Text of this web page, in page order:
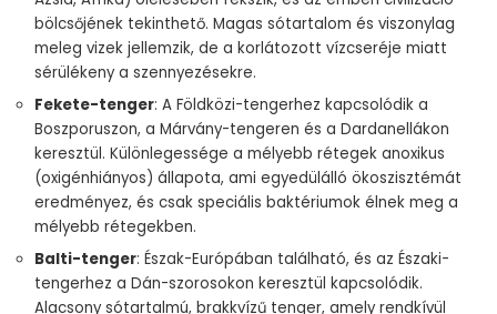
bölcsőjének tekinthető. Magas sótartalom és viszonylag
meleg vizek jellemzik, de a korlátozott vízcseréje miatt
sérülékeny a szennyezésekre.
Fekete-tenger: A Földközi-tengerhez kapcsolódik a
Boszporuszon, a Márvány-tengeren és a Dardanellákon
keresztül. Különlegessége a mélyebb rétegek anoxikus
(oxigénhiányos) állapota, ami egyedülálló ökoszisztémát
eredményez, és csak speciális baktériumok élnek meg a
mélyebb rétegekben.
Balti-tenger: Észak-Európában található, és az Északi-
tengerhez a Dán-szorosokon keresztül kapcsolódik.
Alacsony sótartalmú, brakkvízű tenger, amely rendkívül